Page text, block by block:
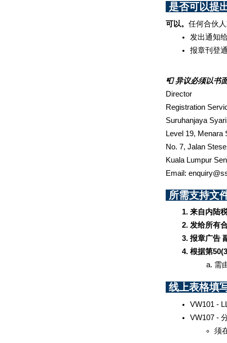
是否可以
可以。任何合伙
发出通知
报章刊登
📮 异议必须以书
Director
Registration
Suruhanjaya
Level 19,
No. 7, Jalan
Kuala Lumpur
Email:
所需支持
来自内陆
发给所有
报章广告
根据第
需
线上表格
VW101 -
VW107 -
须